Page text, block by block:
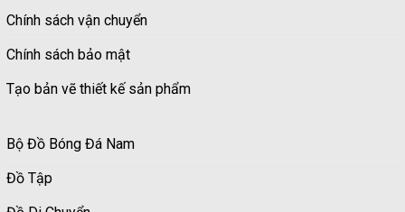
Chính sách vận chuyển
Chính sách bảo mật
Tạo bản vẽ thiết kế sản phẩm
Bộ Đồ Bóng Đá Nam
Đồ Tập